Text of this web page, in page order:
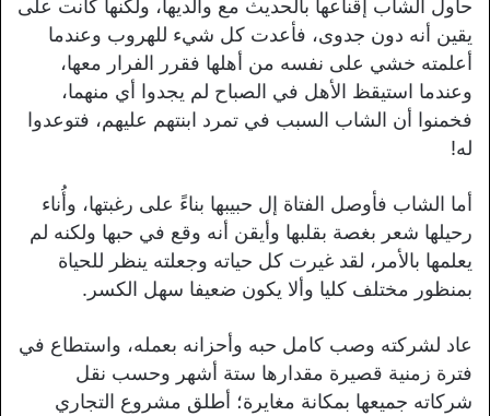
حاول الشاب إقناعها بالحديث مع والديها، ولكنها كانت على
يقين أنه دون جدوى، فأعدت كل شيء للهروب وعندما
أعلمته خشي على نفسه من أهلها فقرر الفرار معها،
وعندما استيقظ الأهل في الصباح لم يجدوا أي منهما،
فخمنوا أن الشاب السبب في تمرد ابنتهم عليهم، فتوعدوا
له!
أما الشاب فأوصل الفتاة إل حبيبها بناءً على رغبتها، وأُناء
رحيلها شعر بغصة بقلبها وأيقن أنه وقع في حبها ولكنه لم
يعلمها بالأمر، لقد غيرت كل حياته وجعلته ينظر للحياة
بمنظور مختلف كليا وألا يكون ضعيفا سهل الكسر.
عاد لشركته وصب كامل حبه وأحزانه بعمله، واستطاع في
فترة زمنية قصيرة مقدارها ستة أشهر وحسب نقل
شركاته جميعها بمكانة مغايرة؛ أطلق مشروع التجاري